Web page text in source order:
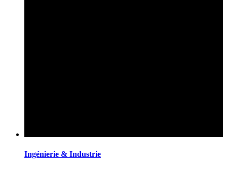
Ingénierie & Industrie